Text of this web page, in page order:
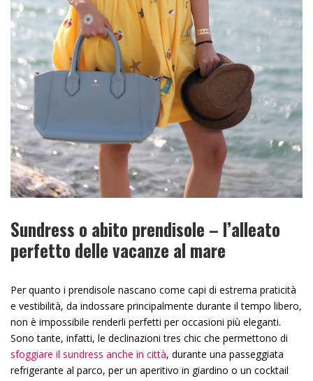
Sundress o abito prendisole – l’alleato
perfetto delle vacanze al mare
Per quanto i prendisole nascano come capi di estrema praticità
e vestibilità, da indossare principalmente durante il tempo libero,
non è impossibile renderli perfetti per occasioni più eleganti.
Sono tante, infatti, le declinazioni tres chic che permettono di
sfoggiare il sundress anche in città, durante una passeggiata
refrigerante al parco, per un aperitivo in giardino o un cocktail